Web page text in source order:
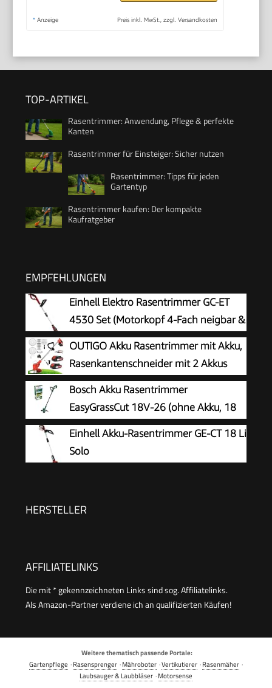
* Anzeige Preis inkl. MwSt., zzgl. Versandkosten
TOP-ARTIKEL
Rasentrimmer: Anwendung, Pflege & perfekte
Kanten
Rasentrimmer für Einsteiger: Sicher nutzen
Rasentrimmer: Tipps für jeden
Gartentyp
Rasentrimmer kaufen: Der kompakte
Kaufratgeber
EMPFEHLUNGEN
Einhell Elektro Rasentrimmer GC-ET
4530 Set (Motorkopf 4-Fach neigbar &
180° drehbar, Alu-Führungsholm
stufenlos teleskopierbar, Flowerguard)
OUTIGO Akku Rasentrimmer mit Akku,
Rasenkantenschneider mit 2 Akkus
21V und 4 Messertypen+1
Gartenschere, Verstellbarer Teleskop-
Führungsholm Desbrozadoraeléctrico
inalámbrico (Rot-FBA)
Bosch Akku Rasentrimmer
EasyGrassCut 18V-26 (ohne Akku, 18
Volt System, Schnittkreisdurchmesser:
26 cm, im Karton)
Einhell Akku-Rasentrimmer GE-CT 18 Li
Solo
HERSTELLER
AFFILIATELINKS
Die mit * gekennzeichneten Links sind sog. Affiliatelinks.
Als Amazon-Partner verdiene ich an qualifizierten Käufen!
Weitere thematisch passende Portale:
Gartenpflege ·Rasensprenger ·Mähroboter ·Vertikutierer ·Rasenmäher ·
Laubsauger & Laubbläser ·Motorsense